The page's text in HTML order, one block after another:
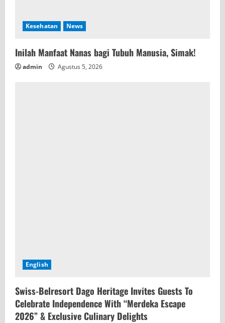
Kesehatan News
Inilah Manfaat Nanas bagi Tubuh Manusia, Simak!
admin Agustus 5, 2026
English
Swiss-Belresort Dago Heritage Invites Guests To
Celebrate Independence With “Merdeka Escape
2026” & Exclusive Culinary Delights